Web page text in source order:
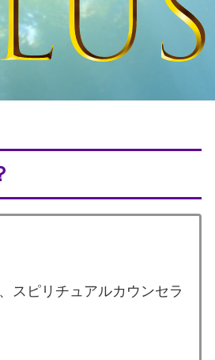
スピリチュアルカウンセラ